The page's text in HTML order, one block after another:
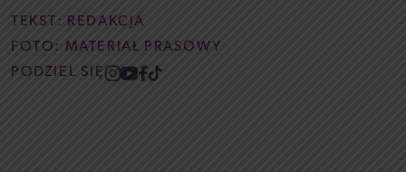
TEKST:
REDAKCJA
FOTO: MATERIAŁ PRASOWY
PODZIEL SIĘ